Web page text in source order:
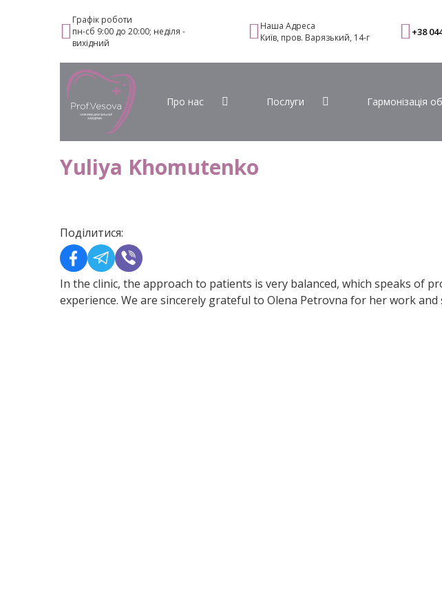
Графік роботи
пн-сб 9:00 до 20:00; неділя -
вихідний
Наша Адреса
Київ, пров. Варязький, 14-г
+38
Про нас Послуги Гармонізація
Yuliya Khomutenko
Поділитися:
In the clinic, the approach to patients is very balanced, which speaks of
experience. We are sincerely grateful to Olena Petrovna for her work and